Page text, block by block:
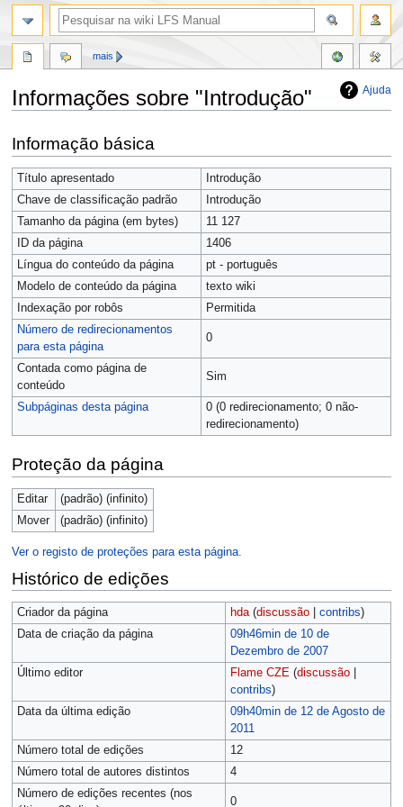
Ajuda
Informações sobre "Introdução"
para
a
navegação
para
a
pesquisa
Informação básica
Título apresentado
Introdução
Chave de classificação padrão
Introdução
Tamanho da página (em bytes)
11 127
ID da página
1406
Língua do conteúdo da página
pt - português
Modelo de conteúdo da página
texto wiki
Indexação por robôs
Permitida
Número de redirecionamentos
para esta página
0
Contada como página de
conteúdo
Sim
Subpáginas desta página
0 (0 redirecionamento; 0 não-
redirecionamento)
Proteção da página
Editar
(padrão) (infinito)
Mover
(padrão) (infinito)
Ver o registo de proteções para esta página.
Histórico de edições
Criador da página hda (discussão| contribs)
Data de criação da página
09h46min de 10 de
Dezembro de 2007
Último editor
Flame CZE (discussão|
contribs)
Data da última edição
09h40min de 12 de Agosto de
2011
Número total de edições
12
Número total de autores distintos
4
Número de edições recentes (nos
0
mais